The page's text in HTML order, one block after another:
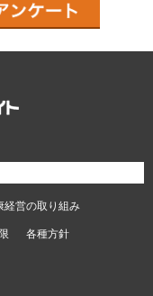
経営の取り組み
各種方針